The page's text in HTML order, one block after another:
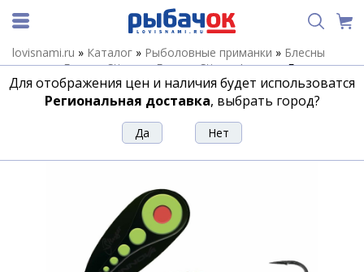
lovisnami.ru » Каталог » Рыболовные приманки » Блесны
летние»Блесны Stinger»Блесны Stinger Innova»Блесна
Stinger Innova #4 12,0гр #002
Блесна Stinger Innova #4 12,0гр #002
Для отображения цен и наличия будет использоватся
Региональная доставка, выбрать город?